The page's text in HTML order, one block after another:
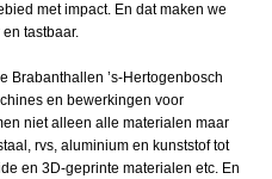
met impact. En dat maken we
tastbaar.
Brabanthallen ’s-Hertogenbosch
en bewerkingen voor
niet alleen alle materialen maar
rvs, aluminium en kunststof tot
en 3D-geprinte materialen etc. En